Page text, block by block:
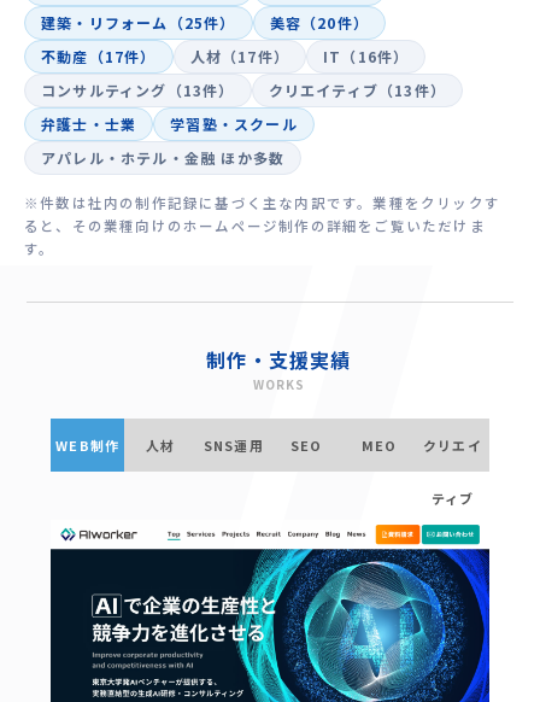
建築・リフォーム（25件）
美容（20件）
不動産（17件）
人材（17件）
IT（16件）
コンサルティング（13件）
クリエイティブ（13件）
弁護士・士業
学習塾・スクール
アパレル・ホテル・金融 ほか多数
※件数は社内の制作記録に基づく主な内訳です。業種をクリックす
ると、その業種向けのホームページ制作の詳細をご覧いただけま
す。
制作・支援実績
WORKS
WEB制作 人材 SNS運用 SEO MEO クリエイ
ティブ